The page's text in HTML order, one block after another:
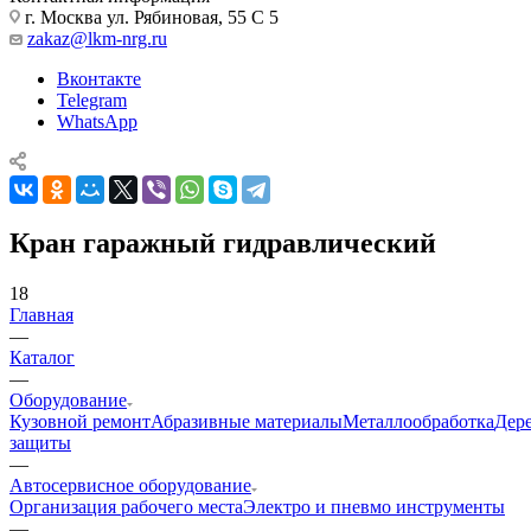
г. Москва ул. Рябиновая, 55 С 5
zakaz@lkm-nrg.ru
Вконтакте
Telegram
WhatsApp
Кран гаражный гидравлический
18
Главная
—
Каталог
—
Оборудование
Кузовной ремонтАбразивные материалыМеталлообработка
защиты
—
Автосервисное оборудование
Организация рабочего местаЭлектро и пневмо инструменты